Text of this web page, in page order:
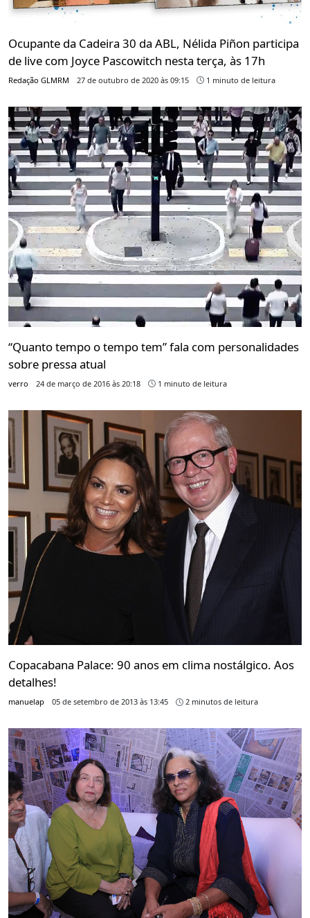
Ocupante da Cadeira 30 da ABL, Nélida Piñon participa
de live com Joyce Pascowitch nesta terça, às 17h
Redação GLMRM 27 de outubro de 2020 às 09:15 1 minuto de leitura
“Quanto tempo o tempo tem” fala com personalidades
sobre pressa atual
verro 24 de março de 2016 às 20:18 1 minuto de leitura
Copacabana Palace: 90 anos em clima nostálgico. Aos
detalhes!
manuelap 05 de setembro de 2013 às 13:45 2 minutos de leitura